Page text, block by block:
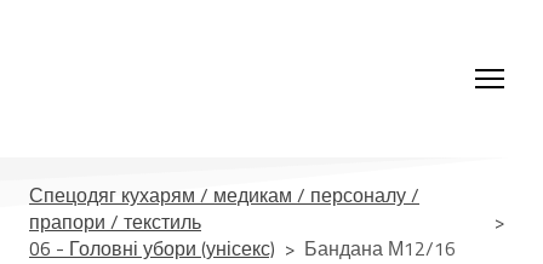
Спецодяг кухарям / медикам / персоналу /
прапори / текстиль
06 - Головні убори (унісекс)
Бандана М12/16